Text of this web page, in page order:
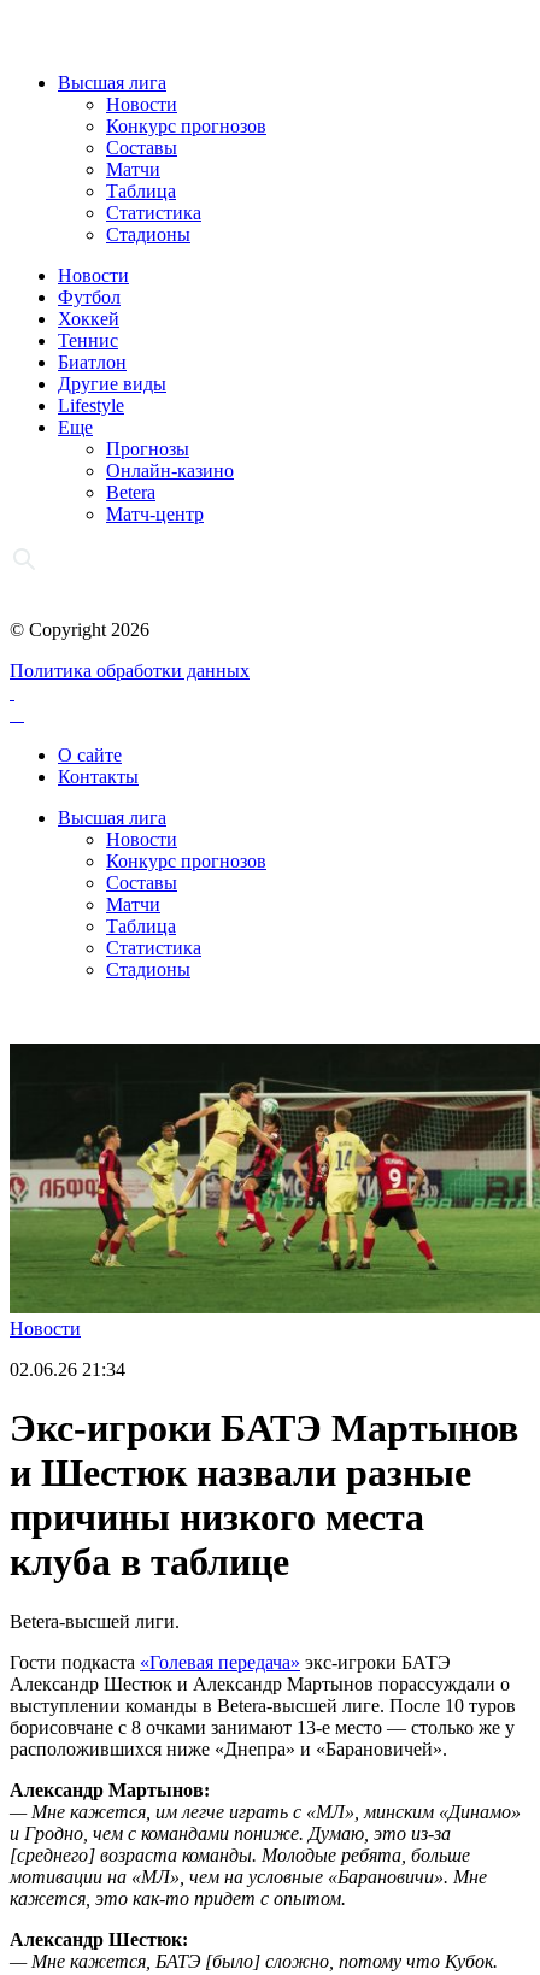
Высшая лига
Новости
Конкурс прогнозов
Составы
Матчи
Таблица
Статистика
Стадионы
Новости
Футбол
Хоккей
Теннис
Биатлон
Другие виды
Lifestyle
Еще
Прогнозы
Онлайн-казино
Betera
Матч-центр
© Copyright 2026
Политика обработки данных
О сайте
Контакты
Высшая лига
Новости
Конкурс прогнозов
Составы
Матчи
Таблица
Статистика
Стадионы
Новости
02.06.26 21:34
Экс-игроки БАТЭ Мартынов
и Шестюк назвали разные
причины низкого места
клуба в таблице
Betera-высшей лиги.
Гости подкаста «Голевая передача» экс-игроки БАТЭ
Александр Шестюк и Александр Мартынов порассуждали о
выступлении команды в Betera-высшей лиге. После 10 туров
борисовчане с 8 очками занимают 13-е место — столько же у
расположившихся ниже «Днепра» и «Барановичей».
Александр Мартынов:
— Мне кажется, им легче играть с «МЛ», минским «Динамо»
и Гродно, чем с командами пониже. Думаю, это из-за
[среднего] возраста команды. Молодые ребята, больше
мотивации на «МЛ», чем на условные «Барановичи». Мне
кажется, это как-то придет с опытом.
Александр Шестюк:
— Мне кажется, БАТЭ [было] сложно, потому что Кубок.